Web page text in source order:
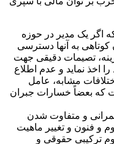
اگر یک مدیر در حوزه
به آنها دسترسی
تصیمات دقیقی جهت
اخذ نماید و عدم اطلاع
مشابه، عامل
که بعضاً خسارات جبران
و متفاوت شدن
و فنون و تغییر ماهیت
ترکیبی حقوقی و